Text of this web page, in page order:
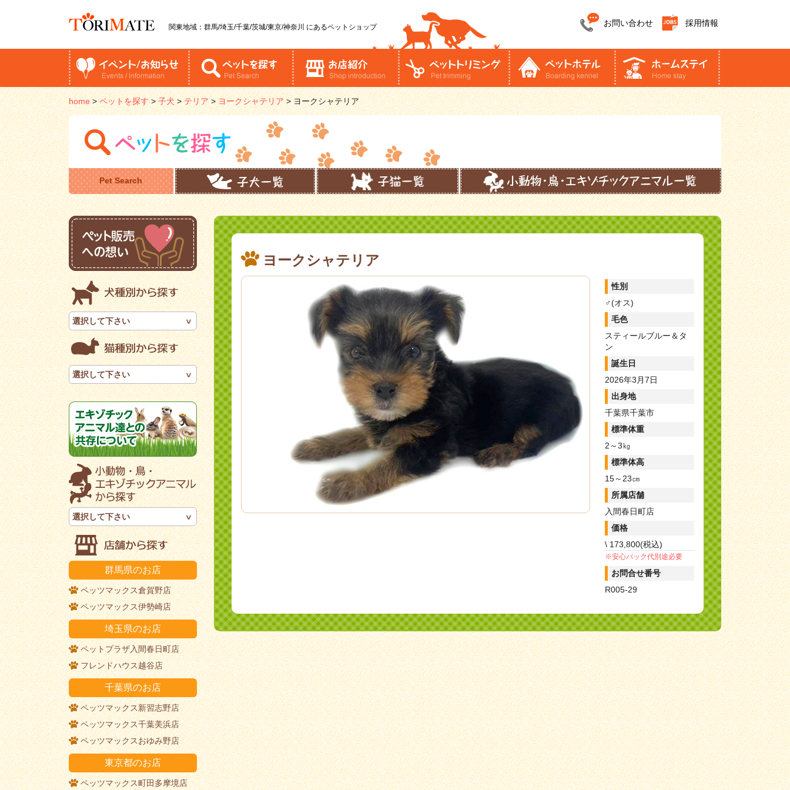
関東地域：群馬/埼玉/千葉/茨城/東京/神奈川 にあるペットショップ お問い合わせ 採用情報
home>ペットを探す>子犬>テリア>ヨークシャテリア>ヨークシャテリア
Pet Search
選択して下さい
選択して下さい
選択して下さい
群馬県のお店
ペッツマックス倉賀野店
ペッツマックス伊勢崎店
埼玉県のお店
ペットプラザ入間春日町店
フレンドハウス越谷店
千葉県のお店
ペッツマックス新習志野店
ペッツマックス千葉美浜店
ペッツマックスおゆみ野店
東京都のお店
ペッツマックス町田多摩境店
ヨークシャテリア
性別
♂(オス)
毛色
スティールブルー＆タ
ン
誕生日
2026年3月7日
出身地
千葉県千葉市
標準体重
2～3㎏
標準体高
15～23㎝
所属店舗
入間春日町店
価格
\ 173,800(税込)
※安心パック代別途必要
お問合せ番号
R005-29